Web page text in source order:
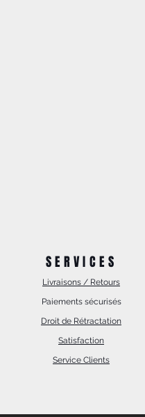
SERVICES
Livraisons / Retours
Paiements sécurisés
Droit de Rétractation
Satisfaction
Service Clients